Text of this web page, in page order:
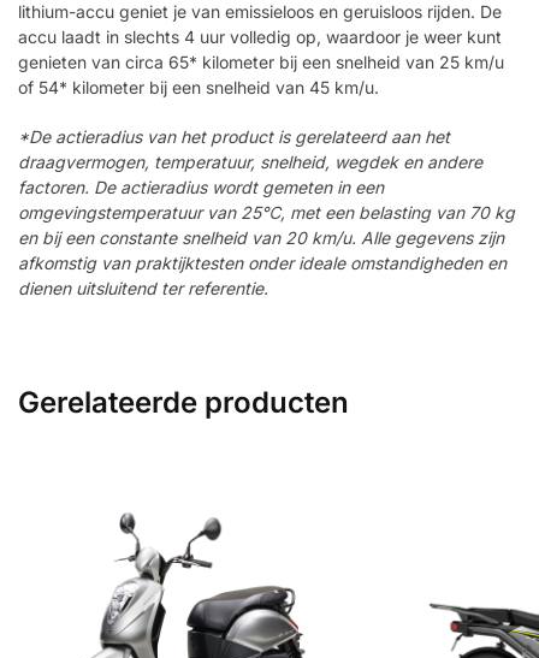
lithium-accu geniet je van emissieloos en geruisloos rijden. De
accu laadt in slechts 4 uur volledig op, waardoor je weer kunt
genieten van circa 65* kilometer bij een snelheid van 25 km/u
of 54* kilometer bij een snelheid van 45 km/u.
*De actieradius van het product is gerelateerd aan het
draagvermogen, temperatuur, snelheid, wegdek en andere
factoren. De actieradius wordt gemeten in een
omgevingstemperatuur van 25℃, met een belasting van 70 kg
en bij een constante snelheid van 20 km/u. Alle gegevens zijn
afkomstig van praktijktesten onder ideale omstandigheden en
dienen uitsluitend ter referentie.
Gerelateerde producten